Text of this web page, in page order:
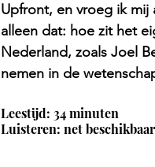
Upfront, en vroeg ik
alleen dat: hoe zit het
Nederland, zoals Joel
nemen in de
Leestijd: 34 minuten
Luisteren: net beschikbaar